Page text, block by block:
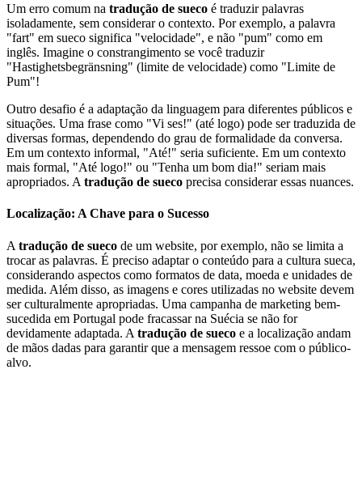
Um erro comum na tradução de sueco é traduzir palavras
isoladamente, sem considerar o contexto. Por exemplo, a palavra
"fart" em sueco significa "velocidade", e não "pum" como em
inglês. Imagine o constrangimento se você traduzir
"Hastighetsbegränsning" (limite de velocidade) como "Limite de
Pum"!
Outro desafio é a adaptação da linguagem para diferentes públicos e
situações. Uma frase como "Vi ses!" (até logo) pode ser traduzida de
diversas formas, dependendo do grau de formalidade da conversa.
Em um contexto informal, "Até!" seria suficiente. Em um contexto
mais formal, "Até logo!" ou "Tenha um bom dia!" seriam mais
apropriados. A tradução de sueco precisa considerar essas nuances.
Localização: A Chave para o Sucesso
A tradução de sueco de um website, por exemplo, não se limita a
trocar as palavras. É preciso adaptar o conteúdo para a cultura sueca,
considerando aspectos como formatos de data, moeda e unidades de
medida. Além disso, as imagens e cores utilizadas no website devem
ser culturalmente apropriadas. Uma campanha de marketing bem-
sucedida em Portugal pode fracassar na Suécia se não for
devidamente adaptada. A tradução de sueco e a localização andam
de mãos dadas para garantir que a mensagem ressoe com o público-
alvo.